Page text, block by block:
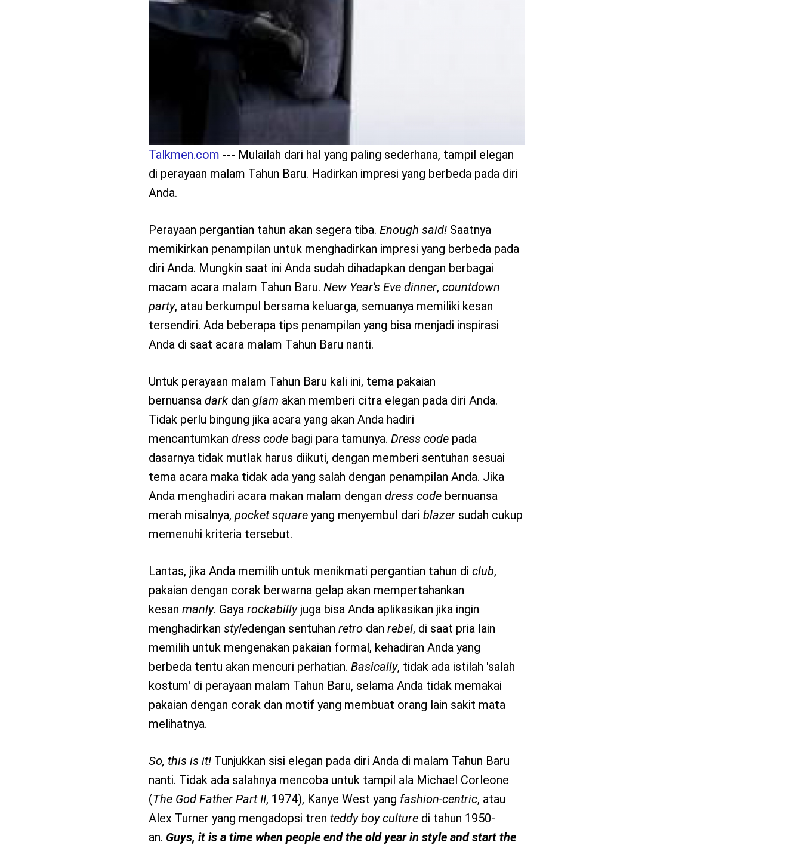
Talkmen.com --- Mulailah dari hal yang paling sederhana, tampil elegan
di perayaan malam Tahun Baru. Hadirkan impresi yang berbeda pada diri
Anda.
Perayaan pergantian tahun akan segera tiba. Enough said!Saatnya
memikirkan penampilan untuk menghadirkan impresi yang berbeda pada
diri Anda. Mungkin saat ini Anda sudah dihadapkan dengan berbagai
macam acara malam Tahun Baru. New Year's Eve dinner, countdown
party, atau berkumpul bersama keluarga, semuanya memiliki kesan
tersendiri. Ada beberapa tips penampilan yang bisa menjadi inspirasi
Anda di saat acara malam Tahun Baru nanti.
Untuk perayaan malam Tahun Baru kali ini, tema pakaian
bernuansa darkdan glam akan memberi citra elegan pada diri Anda.
Tidak perlu bingung jika acara yang akan Anda hadiri
mencantumkan dress codebagi para tamunya. Dress codepada
dasarnya tidak mutlak harus diikuti, dengan memberi sentuhan sesuai
tema acara maka tidak ada yang salah dengan penampilan Anda. Jika
Anda menghadiri acara makan malam dengan dress codebernuansa
merah misalnya, pocket squareyang menyembul dari blazersudah cukup
memenuhi kriteria tersebut.
Lantas, jika Anda memilih untuk menikmati pergantian tahun di club,
pakaian dengan corak berwarna gelap akan mempertahankan
kesan manly. Gaya rockabillyjuga bisa Anda aplikasikan jika ingin
menghadirkan styledengan sentuhan retrodan rebel, di saat pria lain
memilih untuk mengenakan pakaian formal, kehadiran Anda yang
berbeda tentu akan mencuri perhatian. Basically, tidak ada istilah 'salah
kostum' di perayaan malam Tahun Baru, selama Anda tidak memakai
pakaian dengan corak dan motif yang membuat orang lain sakit mata
melihatnya.
So, this is it!Tunjukkan sisi elegan pada diri Anda di malam Tahun Baru
nanti. Tidak ada salahnya mencoba untuk tampil ala Michael Corleone
(The God Father Part II, 1974), Kanye West yang fashion-centric, atau
Alex Turner yang mengadopsi tren teddy boy culturedi tahun 1950-
an. Guys, it is a time when people end the old year in style and start the